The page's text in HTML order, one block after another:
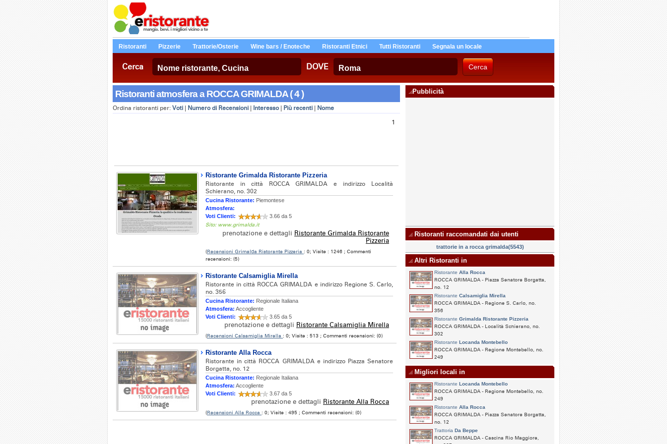
Ristoranti Pizzerie Trattorie/Osterie Wine bars / Enoteche Ristoranti Etnici Tutti Ristoranti Segnala un locale
Cerca DOVE
Ristoranti atmosfera a ROCCA GRIMALDA ( 4 )
Ordina ristoranti per: Voti Numero di Recensioni Interesso Più recenti Nome
1
Ristorante Grimalda Ristorante Pizzeria
Ristorante in città ROCCA GRIMALDA e indirizzo Località
Schierano, no. 302
Cucina Ristorante: Piemontese
Atmosfera:
Voti Clienti:
3.66 da 5
Sito: www.grimalda.it
prenotazione e dettagli Ristorante Grimalda Ristorante
Pizzeria
(Recensioni Grimalda Ristorante Pizzeria : 0; Visite : 1246 ; Commenti
recensioni: (5)
Ristorante Calsamiglia Mirella
Ristorante in città ROCCA GRIMALDA e indirizzo Regione S. Carlo,
no. 356
Cucina Ristorante: Regionale Italiana
Atmosfera: Accogliente
Voti Clienti:
3.65 da 5
prenotazione e dettagli Ristorante Calsamiglia Mirella
(Recensioni Calsamiglia Mirella : 0; Visite : 513 ; Commenti recensioni: (0)
Ristorante Alla Rocca
Ristorante in città ROCCA GRIMALDA e indirizzo Piazza Senatore
Borgatta, no. 12
Cucina Ristorante: Regionale Italiana
Atmosfera: Accogliente
Voti Clienti:
3.67 da 5
prenotazione e dettagli Ristorante Alla Rocca
(Recensioni Alla Rocca : 0; Visite : 495 ; Commenti recensioni: (0)
Pubblicità
Ristoranti raccomandati dai utenti
trattorie in a rocca grimalda(5543)
Altri Ristoranti in
Ristorante Alla Rocca
ROCCA GRIMALDA - Piazza Senatore Borgatta,
no. 12
Ristorante Calsamiglia Mirella
ROCCA GRIMALDA - Regione S. Carlo, no.
356
Ristorante Grimalda Ristorante Pizzeria
ROCCA GRIMALDA - Località Schierano, no.
302
Ristorante Locanda Montebello
ROCCA GRIMALDA - Regione Montebello, no.
249
Migliori locali in
Ristorante Locanda Montebello
ROCCA GRIMALDA - Regione Montebello, no.
249
Ristorante Alla Rocca
ROCCA GRIMALDA - Piazza Senatore Borgatta,
no. 12
Trattoria Da Beppe
ROCCA GRIMALDA - Cascina Rio Maggiore,